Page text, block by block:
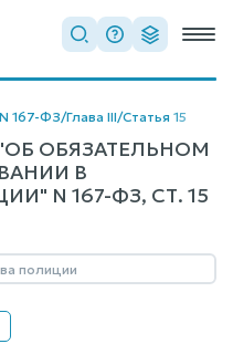
167-ФЗ/Глава III/Статья 15
ОБЯЗАТЕЛЬНОМ
В
N 167-ФЗ, СТ. 15